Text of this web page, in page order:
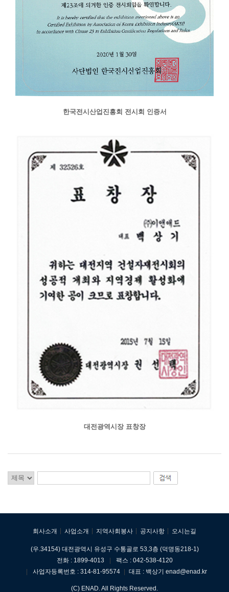
한국전시산업진흥회 전시회 인증서
대전광역시장 표창장
회사소개 사업소개 지역사회봉사 공지사항 오시는길
(우.34154) 대전광역시 유성구 수통골로 53,3층 (덕명동218-1)
전화 : 1899-4013
팩스 : 042-538-4120
사업자등록번호 : 314-81-95574 대표 : 백상기 enad@enad.kr
(C) ENAD. All Rights Reserved.